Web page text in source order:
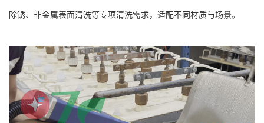
除锈、非金属表面清洗等专项清洗需求，适配不同材质与场景。